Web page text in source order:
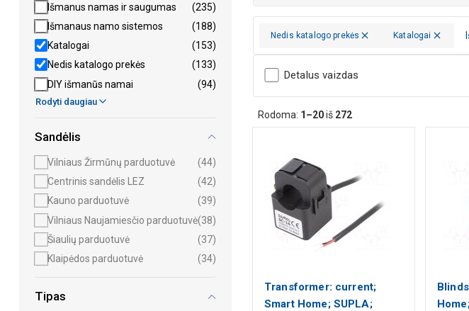
Nedis katalogo prekės Katalogai
Detalus vaizdas
Rodoma: 1–20iš 272
Transformer: current;
Smart Home; SUPLA;
Išmanus namas ir saugumas
(235)
Išmanaus namo sistemos
(188)
Katalogai
(153)
Nedis katalogo prekės
(133)
DIY išmanūs namai
(94)
Rodyti daugiau
Sandėlis
Vilniaus Žirmūnų parduotuvė
(44)
Centrinis sandėlis LEZ
(42)
Kauno parduotuvė
(39)
Vilniaus Naujamiesčio parduotuvė(38)
Šiaulių parduotuvė
(37)
Klaipėdos parduotuvė
(34)
Tipas